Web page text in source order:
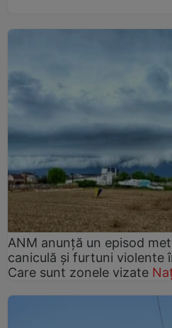
ANM anunță un episod
caniculă și furtuni violente
Care sunt zonele vizate